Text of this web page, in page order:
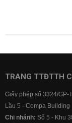
TRANG TTĐTTH
Giấy phép số 3324/GP-
Lầu 5 - Compa
Chi nhánh: Số 5 - Khu